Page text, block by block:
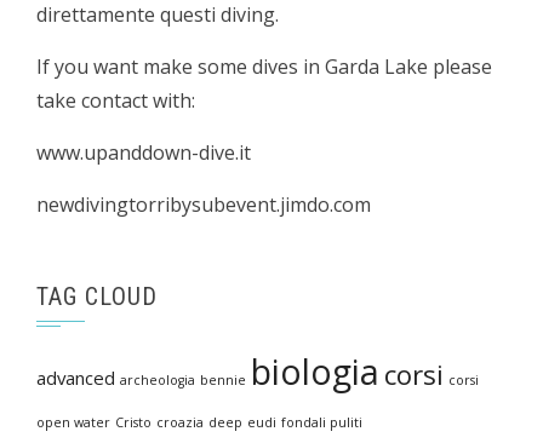
direttamente questi diving.
If you want make some dives in Garda Lake please
take contact with:
www.upanddown-dive.it
newdivingtorribysubevent.jimdo.com
TAG CLOUD
advanced archeologia bennie biologia corsi corsi
open water Cristo croazia deep eudi fondali puliti